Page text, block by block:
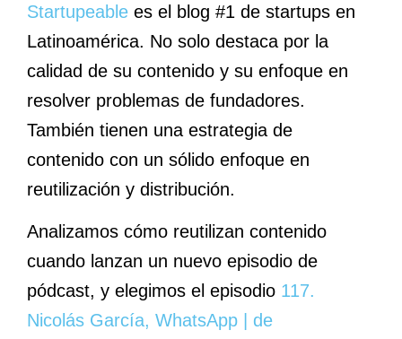
Startupeable es el blog #1 de startups en
Latinoamérica. No solo destaca por la
calidad de su contenido y su enfoque en
resolver problemas de fundadores.
También tienen una estrategia de
contenido con un sólido enfoque en
reutilización y distribución.
Analizamos cómo reutilizan contenido
cuando lanzan un nuevo episodio de
pódcast, y elegimos el episodio 117.
Nicolás García, WhatsApp | de